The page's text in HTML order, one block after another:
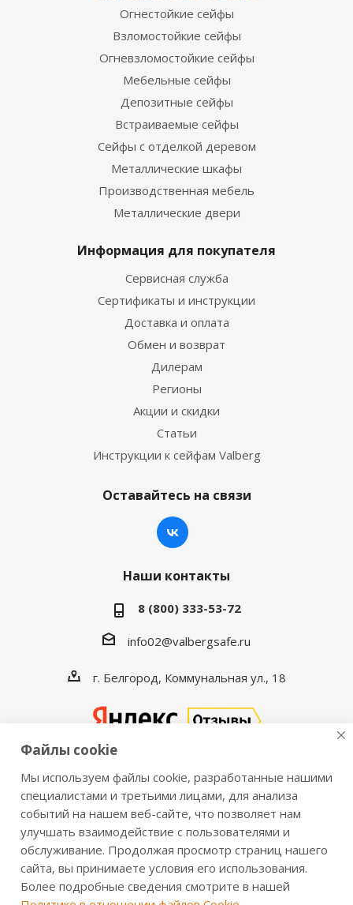
Огнестойкие сейфы
Взломостойкие сейфы
Огневзломостойкие сейфы
Мебельные сейфы
Депозитные сейфы
Встраиваемые сейфы
Сейфы с отделкой деревом
Металлические шкафы
Производственная мебель
Металлические двери
Информация для покупателя
Сервисная служба
Сертификаты и инструкции
Доставка и оплата
Обмен и возврат
Дилерам
Регионы
Акции и скидки
Статьи
Инструкции к сейфам Valberg
Оставайтесь на связи
Наши контакты
8 (800) 333-53-72
info02@valbergsafe.ru
г. Белгород, Коммунальная ул., 18
2016-2026 © VALBERGSAFE.RU — Интернет-магазин
сейфов Valberg и металлической мебели Практик.
Продажа сейфов для дома и офиса, металлических
шкафов, стеллажей, металлических дверей.
Информация о розничных ценах, технических
характеристиках, наличии на складе носит справочный
Файлы cookie
Мы используем файлы cookie, разработанные нашими
специалистами и третьими лицами, для анализа
событий на нашем веб-сайте, что позволяет нам
улучшать взаимодействие с пользователями и
обслуживание. Продолжая просмотр страниц нашего
сайта, вы принимаете условия его использования.
Более подробные сведения смотрите в нашей